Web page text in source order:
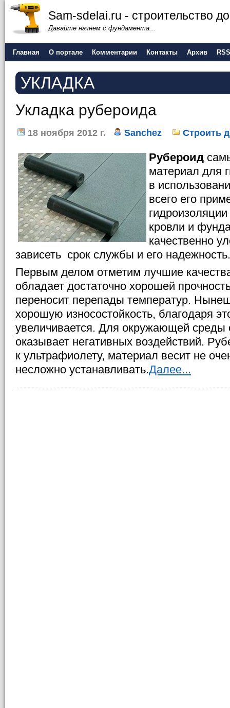
Sam-sdelai.ru - строительство
Давайте начнем с фундамента...
Главная О портале Комментарии Контакты Архив RSS
УКЛАДКА
Укладка рубероида
18 ноября 2012 г. Sanchez Строить
Рубероид
материал для
в
всего его
кровли и
качественно
зависеть срок службы и его надежность.
Первым делом отметим лучшие
обладает достаточно хорошей
переносит перепады температур.
хорошую износостойкость, благодаря
увеличивается. Для окружающей среды
оказывает негативных воздействий.
к ультрафиолету, материал весит не
несложно устанавливать.Далее...